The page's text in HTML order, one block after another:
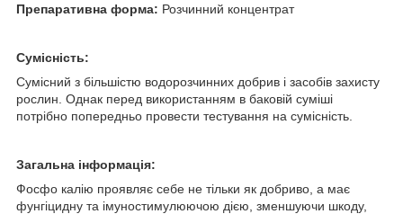
Препаративна форма: Розчинний концентрат
Сумісність:
Сумісний з більшістю водорозчинних добрив і засобів захисту
рослин. Однак перед використанням в баковій суміші
потрібно попередньо провести тестування на сумісність.
Загальна інформація:
Фосфо калію проявляє себе не тільки як добриво, а має
фунгіцидну та імуностимулюючою дією, зменшуючи шкоду,